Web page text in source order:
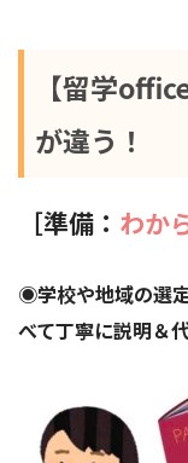
【留学
が違う！
［準備： わか
◉学校や地域の選
べて丁寧に説明＆